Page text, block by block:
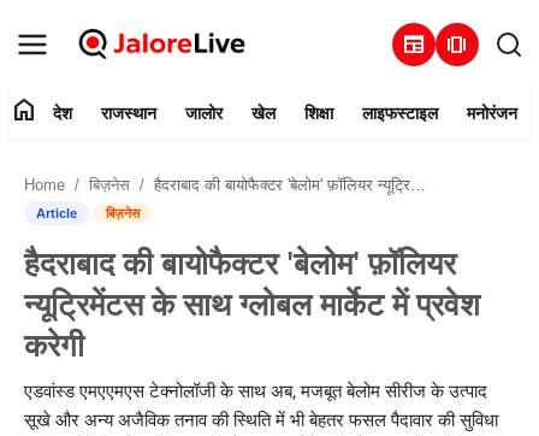
newspaper amp_stories
संपर्क करें
देश
राजस्थान
जालोर
home देश राजस्थान जालोर खेल शिक्षा लाइफस्टाइल मनोरंजन
Home बिज़नेस हैदराबाद की बायोफैक्टर 'बेलोम' फ़ॉलियर न्यूट्रिमेंटस के साथ ग्लोबल मार्केट में प्रवेश करेगी
Article बिज़नेस
हैदराबाद की बायोफैक्टर 'बेलोम' फ़ॉलियर
न्यूट्रिमेंटस के साथ ग्लोबल मार्केट में प्रवेश
करेगी
एडवांस्ड एमएएमएस टेक्नोलॉजी के साथ अब, मजबूत बेलोम सीरीज के उत्पाद
सूखे और अन्य अजैविक तनाव की स्थिति में भी बेहतर फसल पैदावार की सुविधा